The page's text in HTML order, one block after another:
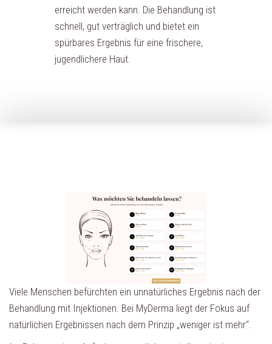
erreicht werden kann. Die Behandlung ist
schnell, gut verträglich und bietet ein
spürbares Ergebnis für eine frischere,
jugendlichere Haut.
Viele Menschen befürchten ein unnatürliches Ergebnis nach der
Behandlung mit Injektionen. Bei MyDerma liegt der Fokus auf
natürlichen Ergebnissen nach dem Prinzip „weniger ist mehr“.